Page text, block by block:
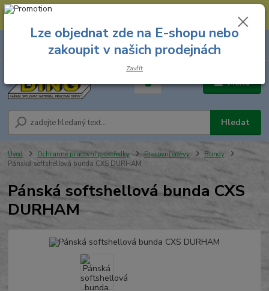
--- Spojovací materiál: 774 431 045 --- Prodejna nářadí: 731 449 423 --
Menu
Hledat
8.00 hod. - 16.00 hod.
za
Úvod Ochranné pracovní prostředky Pracovní oděvy
Bundy
Pánská softshellová bunda CXS DURHAM
Pánská softshellová bunda CXS
DURHAM
Lze objednat zde na E-shopu nebo
zakoupit v našich prodejnách
Zavřít